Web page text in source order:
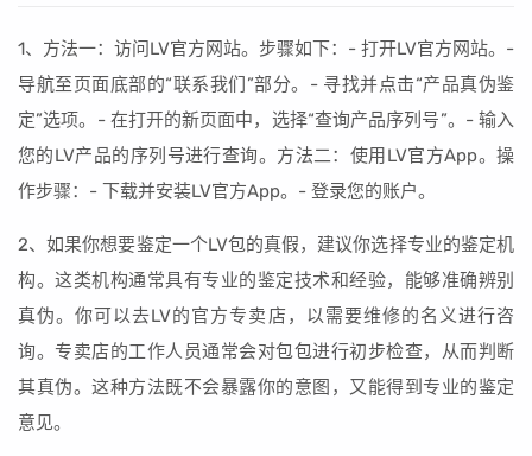
1、方法一：访问LV官方网站。步骤如下：- 打开LV官方网站。-
导航至页面底部的“联系我们”部分。- 寻找并点击“产品真伪鉴
定”选项。- 在打开的新页面中，选择“查询产品序列号”。- 输入
您的LV产品的序列号进行查询。方法二：使用LV官方App。操
作步骤：- 下载并安装LV官方App。- 登录您的账户。
2、如果你想要鉴定一个LV包的真假，建议你选择专业的鉴定机
构。这类机构通常具有专业的鉴定技术和经验，能够准确辨别
真伪。你可以去LV的官方专卖店，以需要维修的名义进行咨
询。专卖店的工作人员通常会对包包进行初步检查，从而判断
其真伪。这种方法既不会暴露你的意图，又能得到专业的鉴定
意见。